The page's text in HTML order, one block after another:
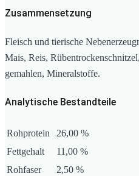
Zusammensetzung
Fleisch und tierische
Mais, Reis,
gemahlen, Mineralstoffe.
Analytische Bestandteile
Rohprotein
26,00 %
Fettgehalt
11,00 %
Rohfaser
2,50 %